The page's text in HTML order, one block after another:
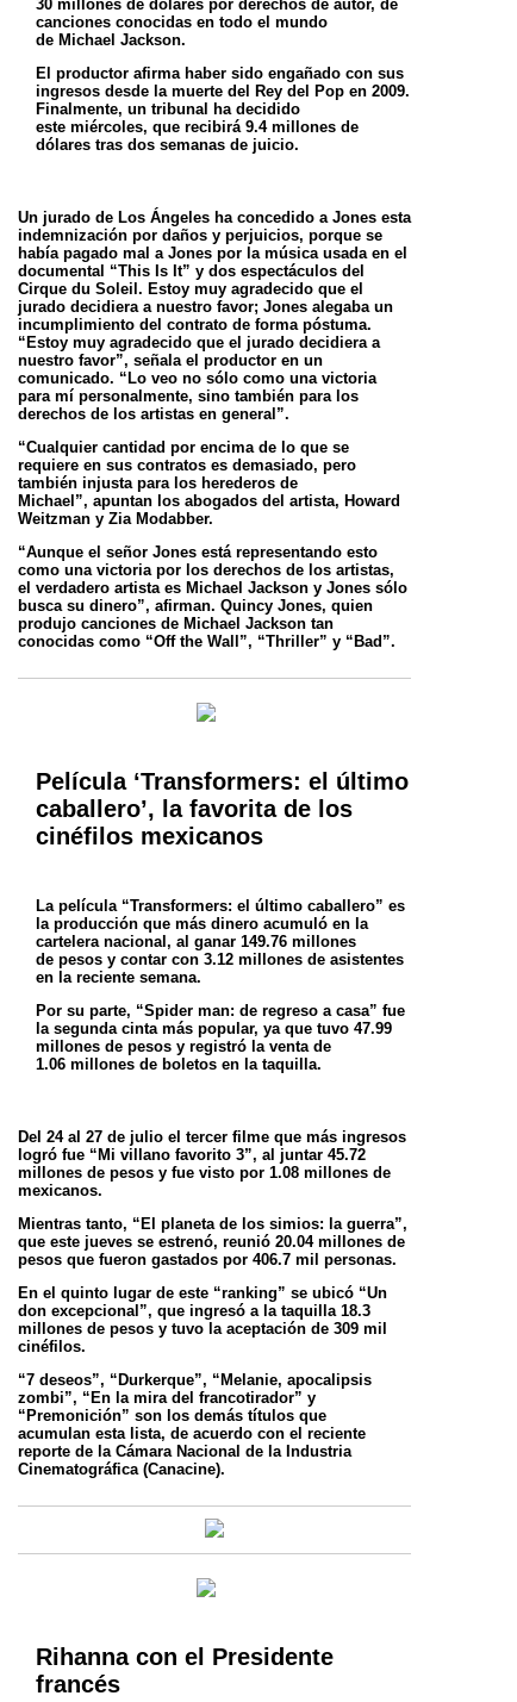
30 millones de dólares por derechos de autor, de
canciones conocidas en todo el mundo
de Michael Jackson.
El productor afirma haber sido engañado con sus
ingresos desde la muerte del Rey del Pop en 2009.
Finalmente, un tribunal ha decidido
este miércoles, que recibirá 9.4 millones de
dólares tras dos semanas de juicio.
Un jurado de Los Ángeles ha concedido a Jones esta
indemnización por daños y perjuicios, porque se
había pagado mal a Jones por la música usada en el
documental “This Is It” y dos espectáculos del
Cirque du Soleil. Estoy muy agradecido que el
jurado decidiera a nuestro favor; Jones alegaba un
incumplimiento del contrato de forma póstuma.
“Estoy muy agradecido que el jurado decidiera a
nuestro favor”, señala el productor en un
comunicado. “Lo veo no sólo como una victoria
para mí personalmente, sino también para los
derechos de los artistas en general”.
“Cualquier cantidad por encima de lo que se
requiere en sus contratos es demasiado, pero
también injusta para los herederos de
Michael”, apuntan los abogados del artista, Howard
Weitzman y Zia Modabber.
“Aunque el señor Jones está representando esto
como una victoria por los derechos de los artistas,
el verdadero artista es Michael Jackson y Jones sólo
busca su dinero”, afirman. Quincy Jones, quien
produjo canciones de Michael Jackson tan
conocidas como “Off the Wall”, “Thriller” y “Bad”.
Película ‘Transformers: el último
caballero’, la favorita de los
cinéfilos mexicanos
La película “Transformers: el último caballero” es
la producción que más dinero acumuló en la
cartelera nacional, al ganar 149.76 millones
de pesos y contar con 3.12 millones de asistentes
en la reciente semana.
Por su parte, “Spider man: de regreso a casa” fue
la segunda cinta más popular, ya que tuvo 47.99
millones de pesos y registró la venta de
1.06 millones de boletos en la taquilla.
Del 24 al 27 de julio el tercer filme que más ingresos
logró fue “Mi villano favorito 3”, al juntar 45.72
millones de pesos y fue visto por 1.08 millones de
mexicanos.
Mientras tanto, “El planeta de los simios: la guerra”,
que este jueves se estrenó, reunió 20.04 millones de
pesos que fueron gastados por 406.7 mil personas.
En el quinto lugar de este “ranking” se ubicó “Un
don excepcional”, que ingresó a la taquilla 18.3
millones de pesos y tuvo la aceptación de 309 mil
cinéfilos.
“7 deseos”, “Durkerque”, “Melanie, apocalipsis
zombi”, “En la mira del francotirador” y
“Premonición” son los demás títulos que
acumulan esta lista, de acuerdo con el reciente
reporte de la Cámara Nacional de la Industria
Cinematográfica (Canacine).
Rihanna con el Presidente
francés